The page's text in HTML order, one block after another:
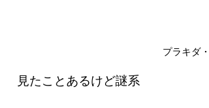
プラキダ
見たことあるけど謎系